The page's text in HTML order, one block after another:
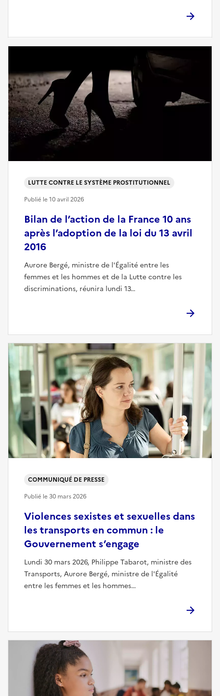
Bilan de l’action de la France 10 ans
après l’adoption de la loi du 13 avril
2016
Aurore Bergé, ministre de l'Égalité entre les
femmes et les hommes et de la Lutte contre les
discriminations, réunira lundi 13…
LUTTE CONTRE LE SYSTÈME PROSTITUTIONNEL
Publié le10 avril 2026
Violences sexistes et sexuelles dans
les transports en commun : le
Gouvernement s’engage
Lundi 30 mars 2026, Philippe Tabarot, ministre des
Transports, Aurore Bergé, ministre de l'Égalité
entre les femmes et les hommes…
COMMUNIQUÉ DE PRESSE
Publié le30 mars 2026